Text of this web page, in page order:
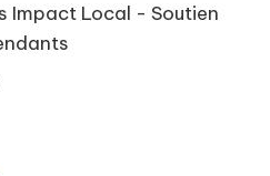
Impact Local - Soutien